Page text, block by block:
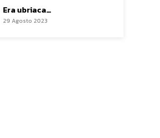
Era ubriaca…
29 Agosto 2023